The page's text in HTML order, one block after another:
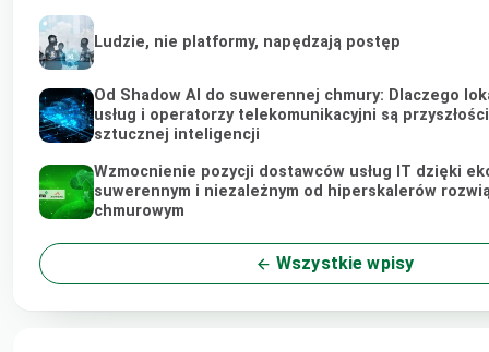
Ludzie, nie platformy, napędzają postęp
Od Shadow AI do suwerennej chmury: Dlaczego
usług i operatorzy telekomunikacyjni są
sztucznej inteligencji
Wzmocnienie pozycji dostawców usług IT dzięki
suwerennym i niezależnym od hiperskalerów
chmurowym
Wszystkie wpisy